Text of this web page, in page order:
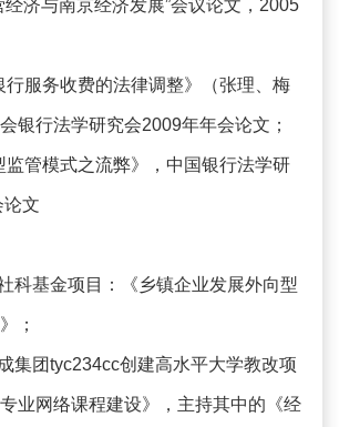
经济与南京经济发展”会议论文，2005
行服务收费的法律调整》（张理、梅
银行法学研究会2009年年会论文；
监管模式之流弊》，中国银行法学研
论文
科基金项目：《乡镇企业发展外向型
；
集团tyc234cc创建高水平大学教改项
业网络课程建设》，主持其中的《经